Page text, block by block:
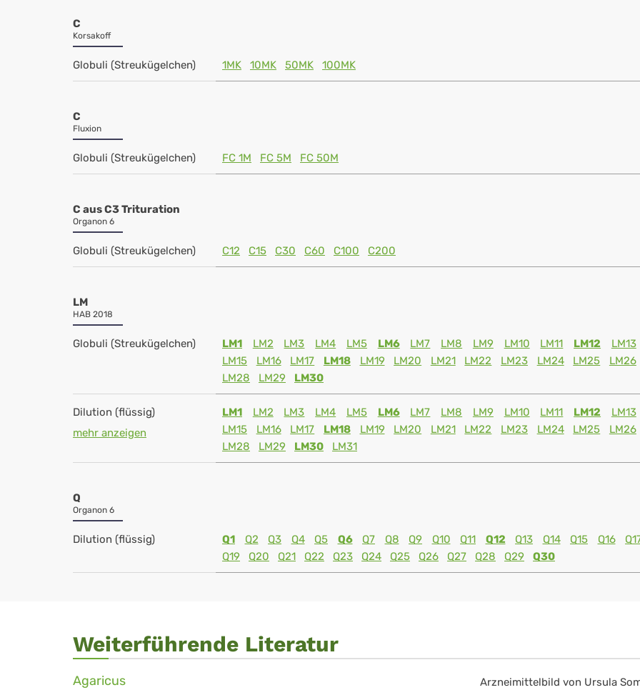
C
Korsakoff
Globuli (Streukügelchen) 1MK 10MK 50MK 100MK
C
Fluxion
Globuli (Streukügelchen) FC 1M FC 5M FC 50M
C aus C3 Trituration
Organon 6
Globuli (Streukügelchen) C12 C15 C30 C60 C100 C200
LM
HAB 2018
Globuli (Streukügelchen) LM1 LM2 LM3 LM4 LM5 LM6 LM7 LM8 LM9 LM10 LM11 LM12 LM13
LM15
LM16 LM17 LM18 LM19 LM20 LM21 LM22 LM23 LM24 LM25 LM26
LM28
LM29 LM30
Dilution (flüssig)
mehr anzeigen
LM1 LM2 LM3 LM4 LM5 LM6 LM7 LM8 LM9 LM10 LM11 LM12 LM13
LM15
LM16 LM17 LM18 LM19 LM20 LM21 LM22 LM23 LM24 LM25 LM26
LM28
LM29 LM30 LM31
Q
Organon 6
Dilution (flüssig) Q1 Q2 Q3 Q4 Q5 Q6 Q7 Q8 Q9 Q10 Q11 Q12 Q13 Q14 Q15 Q16
Q19
Q20 Q21 Q22 Q23 Q24 Q25 Q26 Q27 Q28 Q29 Q30
Weiterführende Literatur
Agaricus Arzneimittelbild von Ursula